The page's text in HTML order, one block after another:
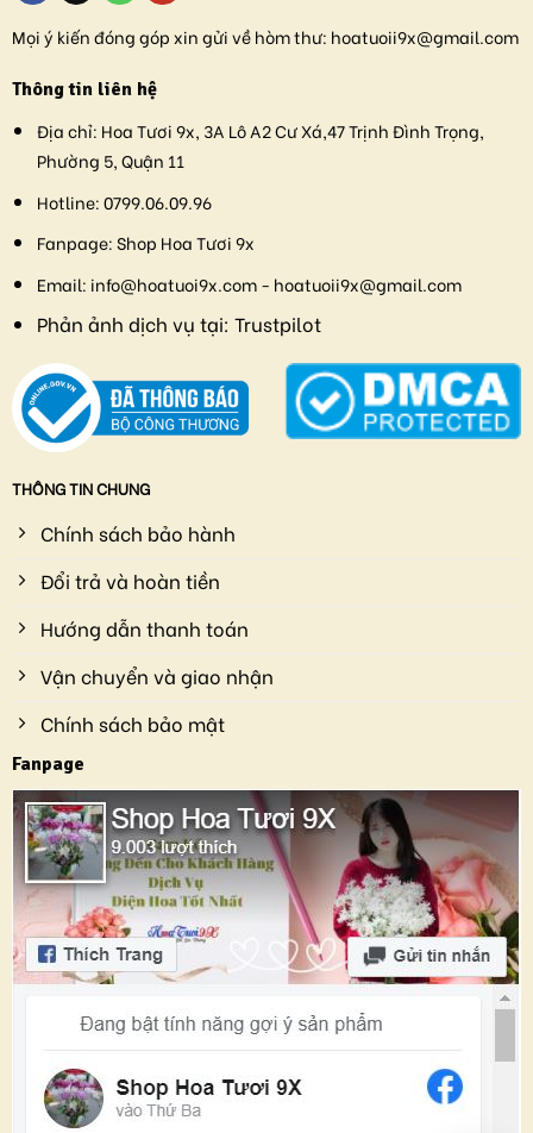
Mọi ý kiến đóng góp xin gửi về hòm thư: hoatuoii9x@gmail.com
Thông tin liên hệ
Địa chỉ: Hoa Tươi 9x, 3A Lô A2 Cư Xá,47 Trịnh Đình Trọng,
Phường 5, Quận 11
Hotline:0799.06.09.96
Fanpage:Shop Hoa Tươi 9x
Email: info@hoatuoi9x.com - hoatuoii9x@gmail.com
Phản ảnh dịch vụ tại: Trustpilot
THÔNG TIN CHUNG
Chính sách bảo hành
Đổi trả và hoàn tiền
Hướng dẫn thanh toán
Vận chuyển và giao nhận
Chính sách bảo mật
Fanpage